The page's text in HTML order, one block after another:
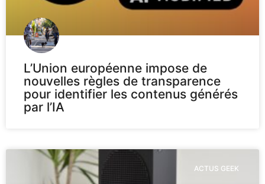
L’Union européenne impose de
nouvelles règles de transparence
pour identifier les contenus générés
par l’IA
ACTUS GEEK